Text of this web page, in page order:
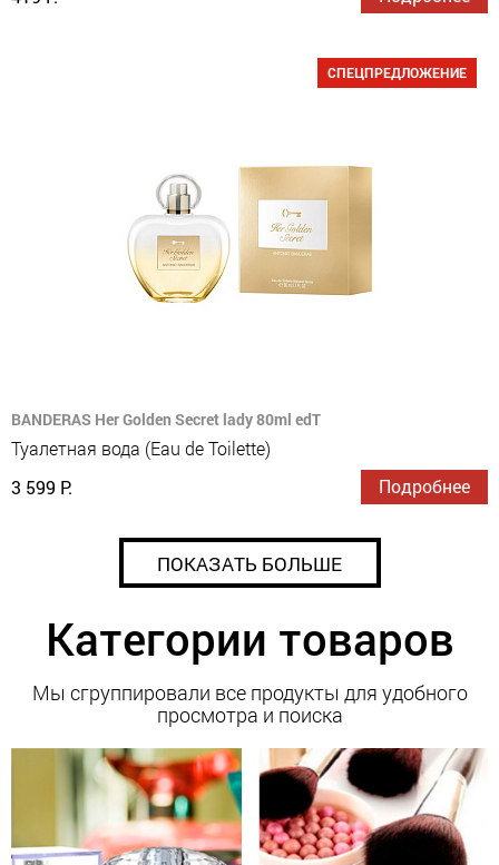
СПЕЦПРЕДЛОЖЕНИЕ
BANDERAS Her Golden Secret lady 80ml edT
Туалетная вода (Eau de Toilette)
3 599 Р.
Подробнее
ПОКАЗАТЬ БОЛЬШЕ
Категории товаров
Мы сгруппировали все продукты для удобного
просмотра и поиска